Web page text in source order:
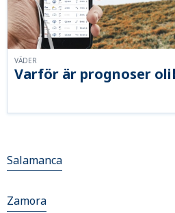
Varför är prognoser
VÄDER
Salamanca
Zamora